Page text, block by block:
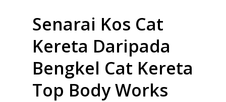
Senarai Kos Cat
Kereta Daripada
Bengkel Cat Kereta
Top Body Works